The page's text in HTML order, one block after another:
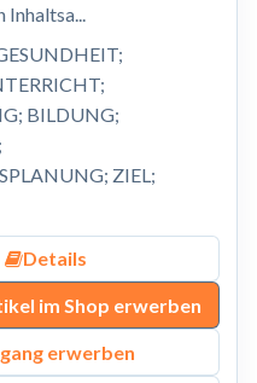
Inhaltsa...
BILDUNG;
ZIEL;
Details
im Shop erwerben
erwerben